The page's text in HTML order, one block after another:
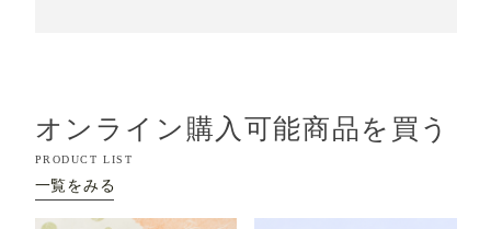
オンライン購入可能商品を買う
PRODUCT LIST
一覧をみる